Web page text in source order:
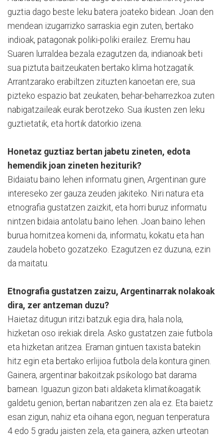
guztia dago beste leku batera joateko bidean. Joan den
mendean izugarrizko sarraskia egin zuten, bertako
indioak, patagonak poliki-poliki erailez. Eremu hau
Suaren lurraldea bezala ezagutzen da, indianoak beti
sua piztuta baitzeukaten bertako klima hotzagatik.
Arrantzarako erabiltzen zituzten kanoetan ere, sua
pizteko espazio bat zeukaten, behar-beharrezkoa zuten
nabigatzaileak eurak berotzeko. Sua ikusten zen leku
guztietatik, eta hortik datorkio izena.
Honetaz guztiaz bertan jabetu zineten, edota
hemendik joan zineten heziturik?
Bidaiatu baino lehen informatu ginen, Argentinan gure
intereseko zer gauza zeuden jakiteko. Niri natura eta
etnografia gustatzen zaizkit, eta horri buruz informatu
nintzen bidaia antolatu baino lehen. Joan baino lehen
burua hornitzea komeni da, informatu, kokatu eta han
zaudela hobeto gozatzeko. Ezagutzen ez duzuna, ezin
da maitatu.
Etnografia gustatzen zaizu, Argentinarrak nolakoak
dira, zer antzeman duzu?
Haietaz ditugun iritzi batzuk egia dira, hala nola,
hizketan oso irekiak direla. Asko gustatzen zaie futbola
eta hizketan aritzea. Eraman gintuen taxista batekin
hitz egin eta bertako erlijioa futbola dela kontura ginen.
Gainera, argentinar bakoitzak psikologo bat darama
barnean. Iguazun gizon bati aldaketa klimatikoagatik
galdetu genion, bertan nabaritzen zen ala ez. Eta baietz
esan zigun, nahiz eta oihana egon, neguan tenperatura
4 edo 5 gradu jaisten zela, eta gainera, azken urteotan